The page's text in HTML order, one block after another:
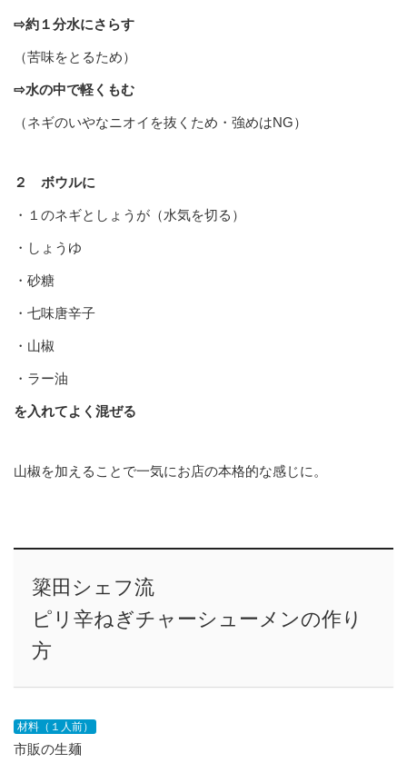
⇨約１分水にさらす
（苦味をとるため）
⇨水の中で軽くもむ
（ネギのいやなニオイを抜くため・強めはNG）
２ ボウルに
・１のネギとしょうが（水気を切る）
・しょうゆ
・砂糖
・七味唐辛子
・山椒
・ラー油
を入れてよく混ぜる
山椒を加えることで一気にお店の本格的な感じに。
簗田シェフ流
ピリ辛ねぎチャーシューメンの作り
方
材料（１人前）
市販の生麺